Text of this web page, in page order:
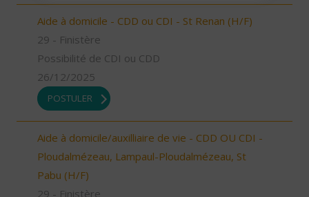
Aide à domicile - CDD ou CDI - St Renan (H/F)
29 - Finistère
Possibilité de CDI ou CDD
26/12/2025
POSTULER
Aide à domicile/auxilliaire de vie - CDD OU CDI -
Ploudalmézeau, Lampaul-Ploudalmézeau, St
Pabu (H/F)
29 - Finistère